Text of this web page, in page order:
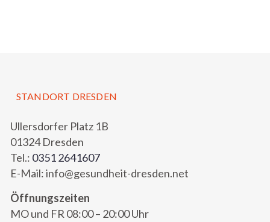
STANDORT DRESDEN
Ullersdorfer Platz 1B
01324 Dresden
Tel.: 0351 2641607
E-Mail: info@gesundheit-dresden.net
Öffnungszeiten
MO und FR 08:00 – 20:00 Uhr